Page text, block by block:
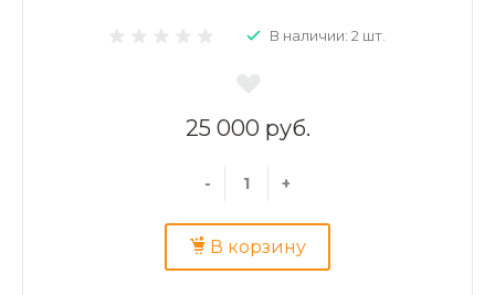
В наличии: 2 шт.
25 000 руб.
- +
В корзину